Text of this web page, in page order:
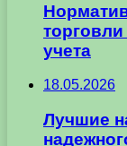
учета
18.05.2026
Лучшие